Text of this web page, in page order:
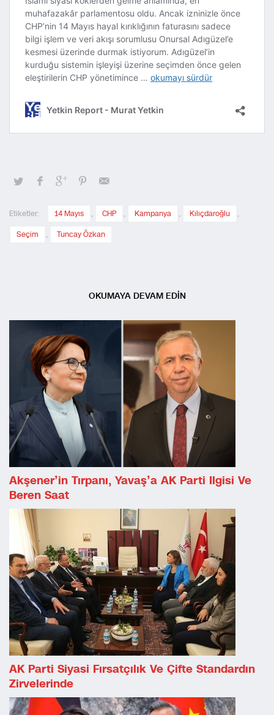
Etiketler: 14 Mayıs , CHP , Kampanya , Kılıçdaroğlu ,
Seçim , Tuncay Özkan
OKUMAYA DEVAM EDİN
Akşener’in Tırpanı, Yavaş’a AK Parti Ilgisi Ve
Beren Saat
AK Parti Siyasi Fırsatçılık Ve Çifte Standardın
Zirvelerinde